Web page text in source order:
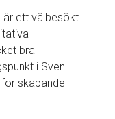
är ett välbesökt
bra
i Sven
skapande